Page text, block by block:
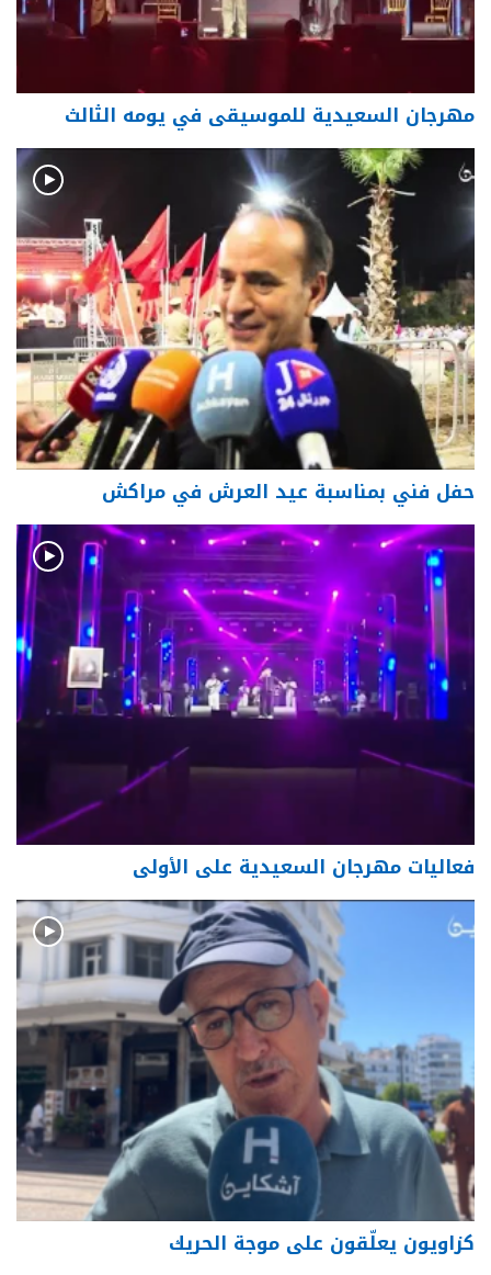
مهرجان السعيدية للموسيقى في يومه الثالث
حفل فني بمناسبة عيد العرش في مراكش
فعاليات مهرجان السعيدية على الأولى
كزاويون يعلّقون على موجة الحريك